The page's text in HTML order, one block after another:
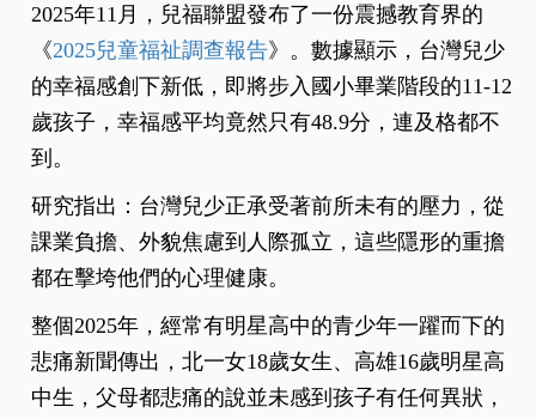
2025年11月，兒福聯盟發布了一份震撼教育界的
《2025兒童福祉調查報告》。數據顯示，台灣兒少
的幸福感創下新低，即將步入國小畢業階段的11-12
歲孩子，幸福感平均竟然只有48.9分，連及格都不
到。
研究指出：台灣兒少正承受著前所未有的壓力，從
課業負擔、外貌焦慮到人際孤立，這些隱形的重擔
都在擊垮他們的心理健康。
整個2025年，經常有明星高中的青少年一躍而下的
悲痛新聞傳出，北一女18歲女生、高雄16歲明星高
中生，父母都悲痛的說並未感到孩子有任何異狀，